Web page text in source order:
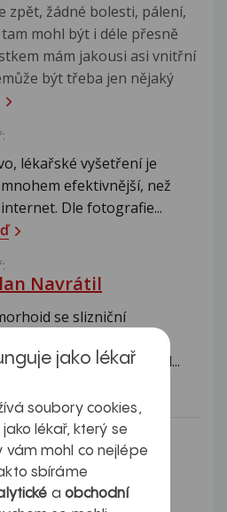
zpět, žádné bolesti, pálení,
mohl být i déle přesně
mám jakousi asi vnitřní
být třeba jen nějaký
lékařské vyšetření je
efektivnější, než
Dle fotografie...
Navrátil
se slizniční
i řitní otvor. Pokud...
jako lékař
soubory cookies,
lékař, který se
vám mohl co nejlépe
sbíráme
a obchodní